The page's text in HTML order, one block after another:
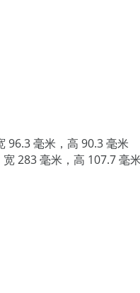
96.3 毫米，高 90.3 毫米
283 毫米，高 107.7 毫